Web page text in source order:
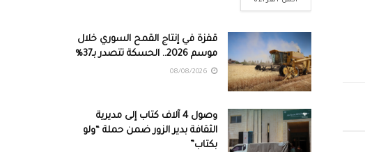
قفزة في إنتاج القمح السوري خلال
موسم 2026.. الحسكة تتصدر بـ37%
وصول 4 آلاف كتاب إلى مديرية
الثقافة بدير الزور ضمن حملة “ولو
بكتاب”